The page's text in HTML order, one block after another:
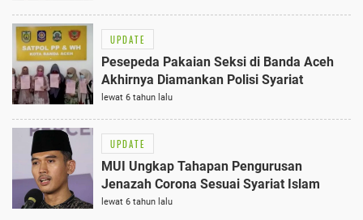
UPDATE
Pesepeda Pakaian Seksi di Banda Aceh
Akhirnya Diamankan Polisi Syariat
lewat 6 tahun lalu
UPDATE
MUI Ungkap Tahapan Pengurusan
Jenazah Corona Sesuai Syariat Islam
lewat 6 tahun lalu